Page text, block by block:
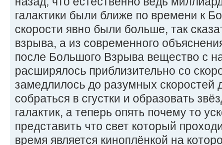
галактики были ближе по времени к
скорости явно были больше, так
взрыва, а из современного
после Большого Взрыва вещество с
расширялось приблизительно со
замедлилось до разумных скоростей
собраться в сгустки и образовать
галактик, а теперь опять почему то
представить что свет который
время является киноплёнкой на